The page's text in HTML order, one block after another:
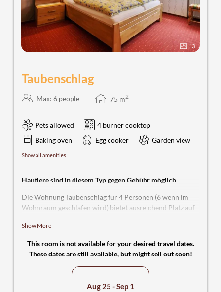
3
Taubenschlag
Max: 6 people 75 m2
Pets allowed
4 burner cooktop
Baking oven
Egg cooker Garden view
Show all amenities
Hautiere sind in diesem Typ gegen Gebühr möglich.
Die Wohnung Taubenschlag für 4 Personen (6 wenn im
Wohnraum geschlafen wird) bietet ausreichend Platz auf
einem Doppelbett und einem Kleiderschrank im
Terrasse zur Rückseite hat man eine schöne Sicht in die
grüne Umgebung und kann die Sonne den ganzen Tag
genießen. Im Wohnraum (Untergeschoss) finden Sie neben
Show More
This room is not available for your desired travel dates.
These dates are still available, but might sell out soon!
Aug 25 - Sep 1